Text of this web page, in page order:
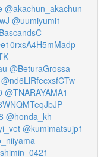
@akachun_akachun
@uumiyumi1
@BeturaGrossa
@nd6LlRfecxsfCTw
@TNARAYAMA1
@honda_kh
@kumimatsujp1